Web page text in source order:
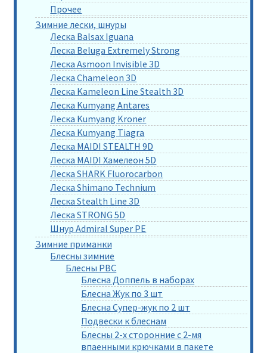
Прочее
Зимние лески, шнуры
Леска Balsax Iguana
Леска Beluga Extremely Strong
Леска Asmoon Invisible 3D
Леска Chameleon 3D
Леска Kameleon Line Stealth 3D
Леска Kumyang Antares
Леска Kumyang Kroner
Леска Kumyang Tiagra
Леска MAIDI STEALTH 9D
Леска MAIDI Хамелеон 5D
Леска SHARK Fluorocarbon
Леска Shimano Technium
Леска Stealth Line 3D
Леска STRONG 5D
Шнур Admiral Super PE
Зимние приманки
Блесны зимние
Блесны РВС
Блесна Доппель в наборах
Блесна Жук по 3 шт
Блесна Супер-жук по 2 шт
Подвески к блеснам
Блесны 2-х сторонние с 2-мя
впаенными крючками в пакете